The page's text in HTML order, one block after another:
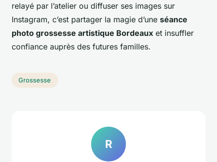
relayé par l’atelier ou diffuser ses images sur
Instagram, c’est partager la magie d’une séance
photo grossesse artistique Bordeaux et insuffler
confiance auprès des futures familles.
Grossesse
R